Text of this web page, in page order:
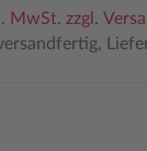
MwSt. zzgl.